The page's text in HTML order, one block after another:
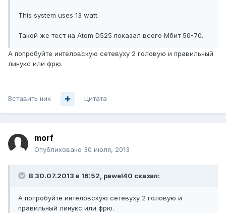
This system uses 13 watt.
Такой же тест на Atom D525 показал всего Мбит 50-70.
А попробуйте интеловскую сетевуху 2 головую и правильный
линукс или фрю.
Вставить ник Цитата
morf
Опубликовано 30 июля, 2013
В 30.07.2013 в 16:52, pawel40 сказал:
А попробуйте интеловскую сетевуху 2 головую и
правильный линукс или фрю.